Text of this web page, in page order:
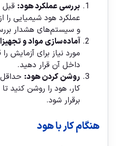
بررسی عملکرد هود: قبل
عملکرد هود شیمیایی را
و سیستم‌های هشدار
آماده‌سازی مواد و
مورد نیاز برای آزمایش
داخل آن قرار دهید.
روشن کردن هود:
کار، هود را روشن کنید
برقرار شود.
هنگام کار با هود